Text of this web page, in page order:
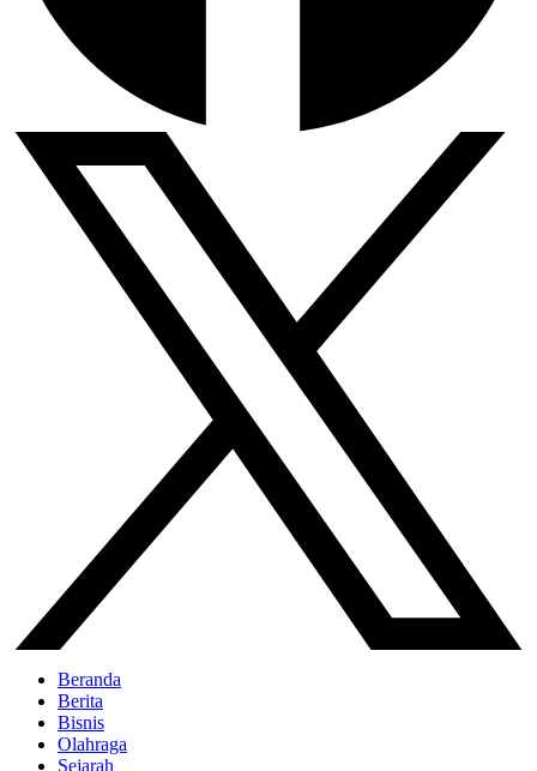
Beranda
Berita
Bisnis
Olahraga
Sejarah